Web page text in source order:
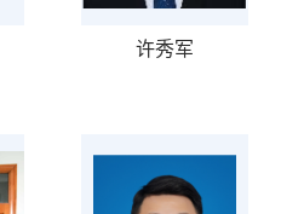
许秀军